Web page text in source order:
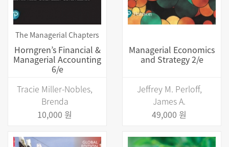
The Managerial Chapters
Horngren’s Financial &
Managerial Accounting
6/e
Tracie Miller-Nobles,
Brenda
10,000 원
Managerial Economics
and Strategy 2/e
Jeffrey M. Perloff,
James A.
49,000 원